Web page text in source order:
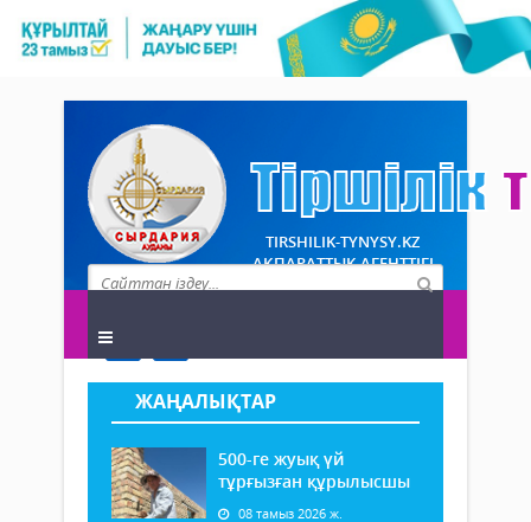
TIRSHILIK-TYNYSY.KZ
АҚПАРАТТЫҚ АГЕНТТІГІ
ЖАҢАЛЫҚТАР
500-ге жуық үй
тұрғызған құрылысшы
08 тамыз 2026 ж.